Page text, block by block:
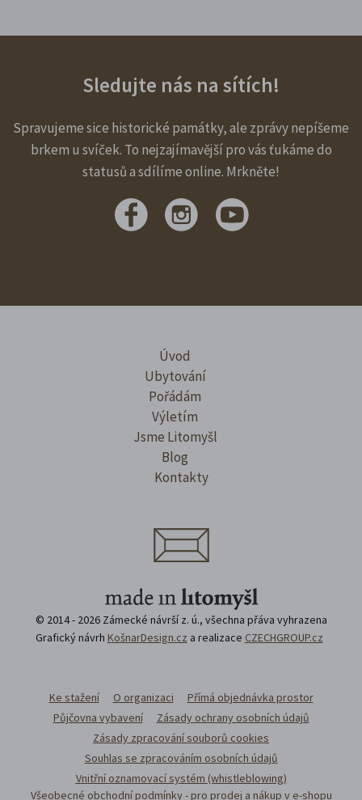
Sledujte nás na sítích!
Spravujeme sice historické památky, ale zprávy nepíšeme
brkem u svíček. To nejzajímavější pro vás ťukáme do
statusů a sdílíme online. Mrkněte!
Úvod
Ubytování
Pořádám
Výletím
Jsme Litomyšl
Blog
Kontakty
© 2014 - 2026 Zámecké návrší z. ú., všechna přáva vyhrazena
Grafický návrh KošnarDesign.cz a realizace CZECHGROUP.cz
Ke stažení O organizaci
Přímá objednávka prostor
Půjčovna vybavení
Zásady ochrany osobních údajů
Zásady zpracování souborů cookies
Souhlas se zpracováním osobních údajů
Vnitřní oznamovací systém (whistleblowing)
Všeobecné obchodní podmínky - pro prodej a nákup v e-shopu